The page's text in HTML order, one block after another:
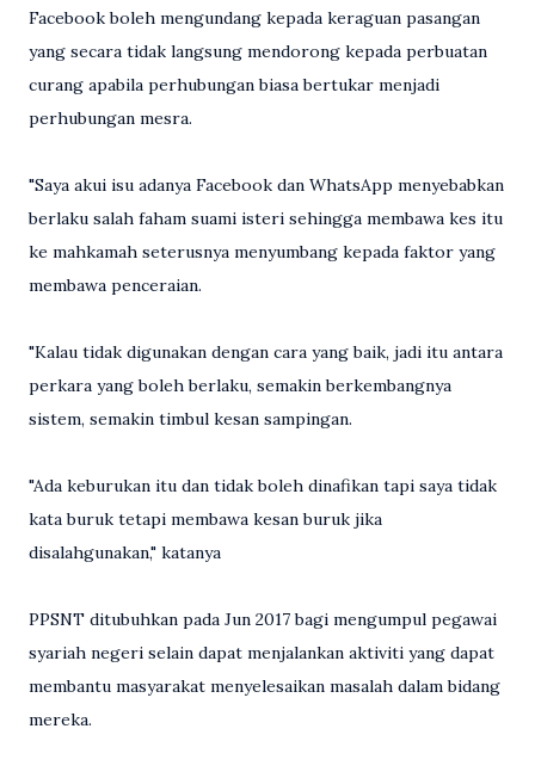
Facebook boleh mengundang kepada keraguan pasangan
yang secara tidak langsung mendorong kepada perbuatan
curang apabila perhubungan biasa bertukar menjadi
perhubungan mesra.
"Saya akui isu adanya Facebook dan WhatsApp menyebabkan
berlaku salah faham suami isteri sehingga membawa kes itu
ke mahkamah seterusnya menyumbang kepada faktor yang
membawa penceraian.
"Kalau tidak digunakan dengan cara yang baik, jadi itu antara
perkara yang boleh berlaku, semakin berkembangnya
sistem, semakin timbul kesan sampingan.
"Ada keburukan itu dan tidak boleh dinafikan tapi saya tidak
kata buruk tetapi membawa kesan buruk jika
disalahgunakan," katanya
PPSNT ditubuhkan pada Jun 2017 bagi mengumpul pegawai
syariah negeri selain dapat menjalankan aktiviti yang dapat
membantu masyarakat menyelesaikan masalah dalam bidang
mereka.